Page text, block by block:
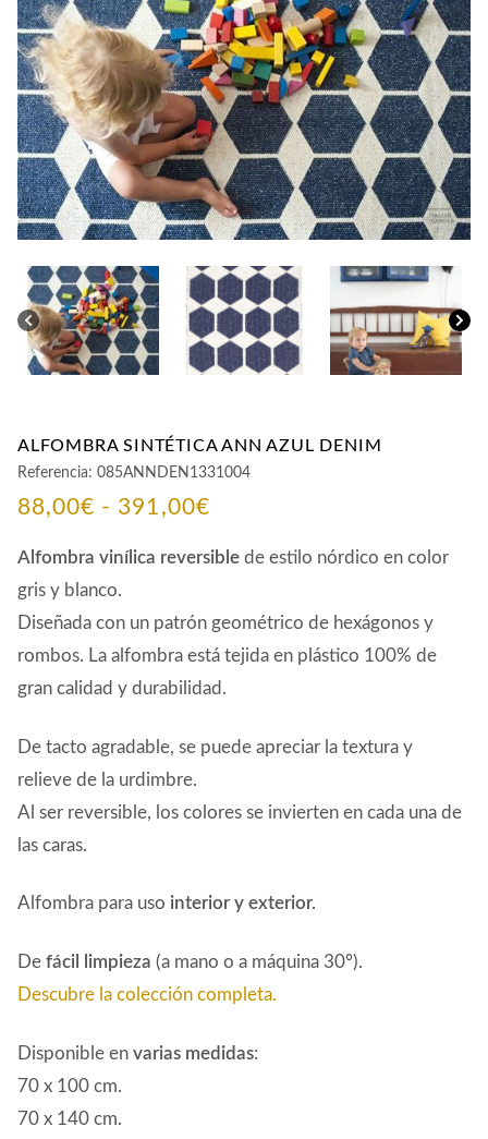
CONTACTO
ALFOMBRA SINTÉTICA ANN AZUL DENIM
Referencia: 085ANNDEN1331004
88,00€ - 391,00€Rango
de
desde
88,00€
391,00€
Alfombra vinílica reversible de estilo nórdico en color
gris y blanco.
Diseñada con un patrón geométrico de hexágonos y
rombos. La alfombra está tejida en plástico 100% de
gran calidad y durabilidad.
De tacto agradable, se puede apreciar la textura y
relieve de la urdimbre.
Al ser reversible, los colores se invierten en cada una de
las caras.
Alfombra para uso interior y exterior.
De fácil limpieza (a mano o a máquina 30º).
Descubre la colección completa.
Disponible en varias medidas:
70 x 100 cm.
70 x 140 cm.